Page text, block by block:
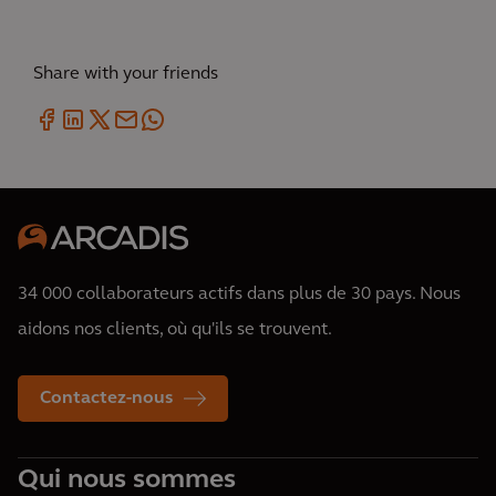
Share with your friends
34 000 collaborateurs actifs dans plus de 30 pays. Nous
aidons nos clients, où qu'ils se trouvent.
Contactez-nous
Qui nous sommes